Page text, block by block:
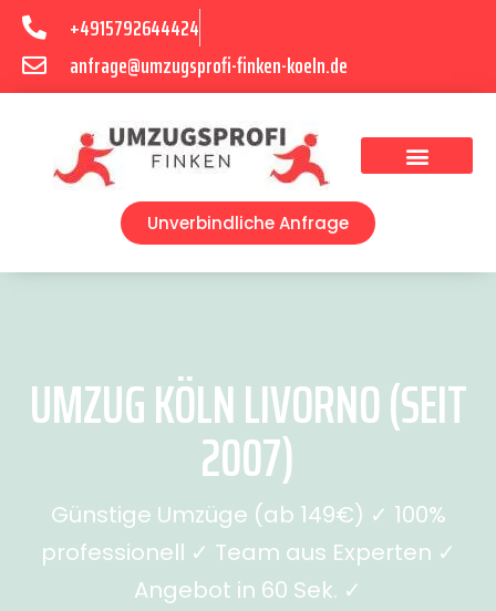
+4915792644424
anfrage@umzugsprofi-finken-koeln.de
Unverbindliche Anfrage
UMZUG KÖLN LIVORNO (SEIT
2007)
Günstige Umzüge (ab 149€) ✓ 100%
professionell ✓ Team aus Experten ✓
Angebot in 60 Sek. ✓